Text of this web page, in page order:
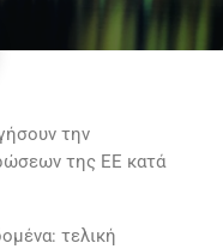
την
της ΕΕ κατά
τελική